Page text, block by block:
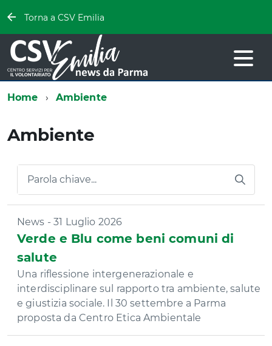
Torna a CSV Emilia
Home Ambiente
Ambiente
Parola chiave...
News - 31 Luglio 2026
Verde e Blu come beni comuni di
salute
Una riflessione intergenerazionale e
interdisciplinare sul rapporto tra ambiente, salute
e giustizia sociale. Il 30 settembre a Parma
proposta da Centro Etica Ambientale